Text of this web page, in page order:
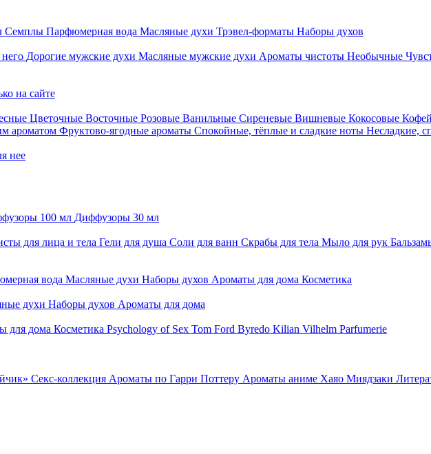
Семплы Парфюмерная вода Масляные духи Трэвел-форматы Наборы духов
Дорогие мужские духи Масляные мужские духи Ароматы чистоты Необычные
на сайте
Цветочные Восточные Розовые Ванильные Сиреневые Вишневые Кокосовые
ароматом Фруктово-ягодные ароматы Спокойные, тёплые и сладкие ноты Несладкие,
нее
100 мл Диффузоры 30 мл
для лица и тела Гели для душа Соли для ванн Скрабы для тела Мыло для рук
вода Масляные духи Наборы духов Ароматы для дома Косметика
духи Наборы духов Ароматы для дома
для дома Косметика Psychology of Sex Tom Ford Byredo Kilian Vilhelm Parfumerie
Секс-коллекция Ароматы по Гарри Поттеру Ароматы аниме Хаяо Миядзаки